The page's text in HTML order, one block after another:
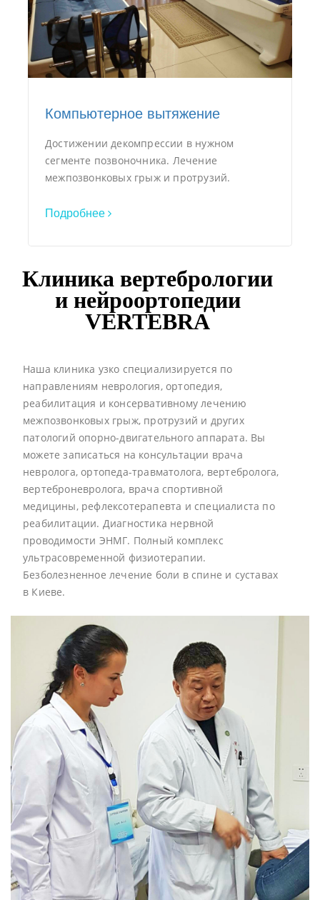
Компьютерное вытяжение
Достижении декомпрессии в нужном
сегменте позвоночника. Лечение
межпозвонковых грыж и протрузий.
Подробнее
Клиника вертебрологии
и нейроортопедии
VERTEBRA
Наша клиника узко специализируется по
направлениям неврология, ортопедия,
реабилитация и консервативному лечению
межпозвонковых грыж, протрузий и других
патологий опорно-двигательного аппарата. Вы
можете записаться на консультации врача
невролога, ортопеда-травматолога, вертебролога,
вертеброневролога, врача спортивной
медицины, рефлексотерапевта и специалиста по
реабилитации. Диагностика нервной
проводимости ЭНМГ. Полный комплекс
ультрасовременной физиотерапии.
Безболезненное лечение боли в спине и суставах
в Киеве.